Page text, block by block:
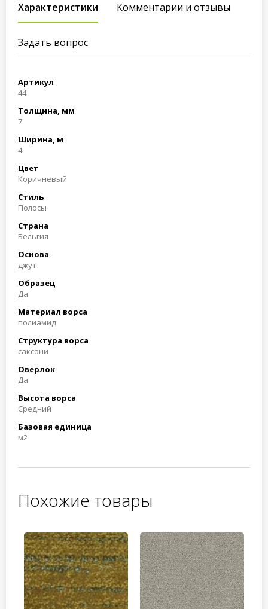
Характеристики Комментарии и отзывы
Задать вопрос
Артикул
44
Толщина, мм
7
Ширина, м
4
Цвет
Коричневый
Стиль
Полосы
Страна
Бельгия
Основа
джут
Образец
Да
Материал ворса
полиамид
Структура ворса
саксони
Оверлок
Да
Высота ворса
Средний
Базовая единица
м2
Похожие товары